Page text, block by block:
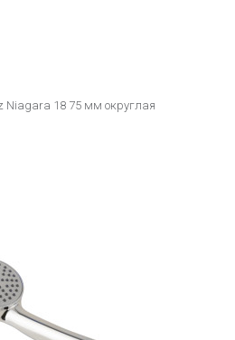
Niagara 18 75 мм округлая